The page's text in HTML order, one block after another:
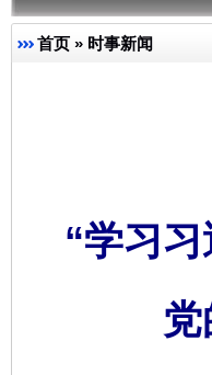
首页 » 时事新闻
“学习